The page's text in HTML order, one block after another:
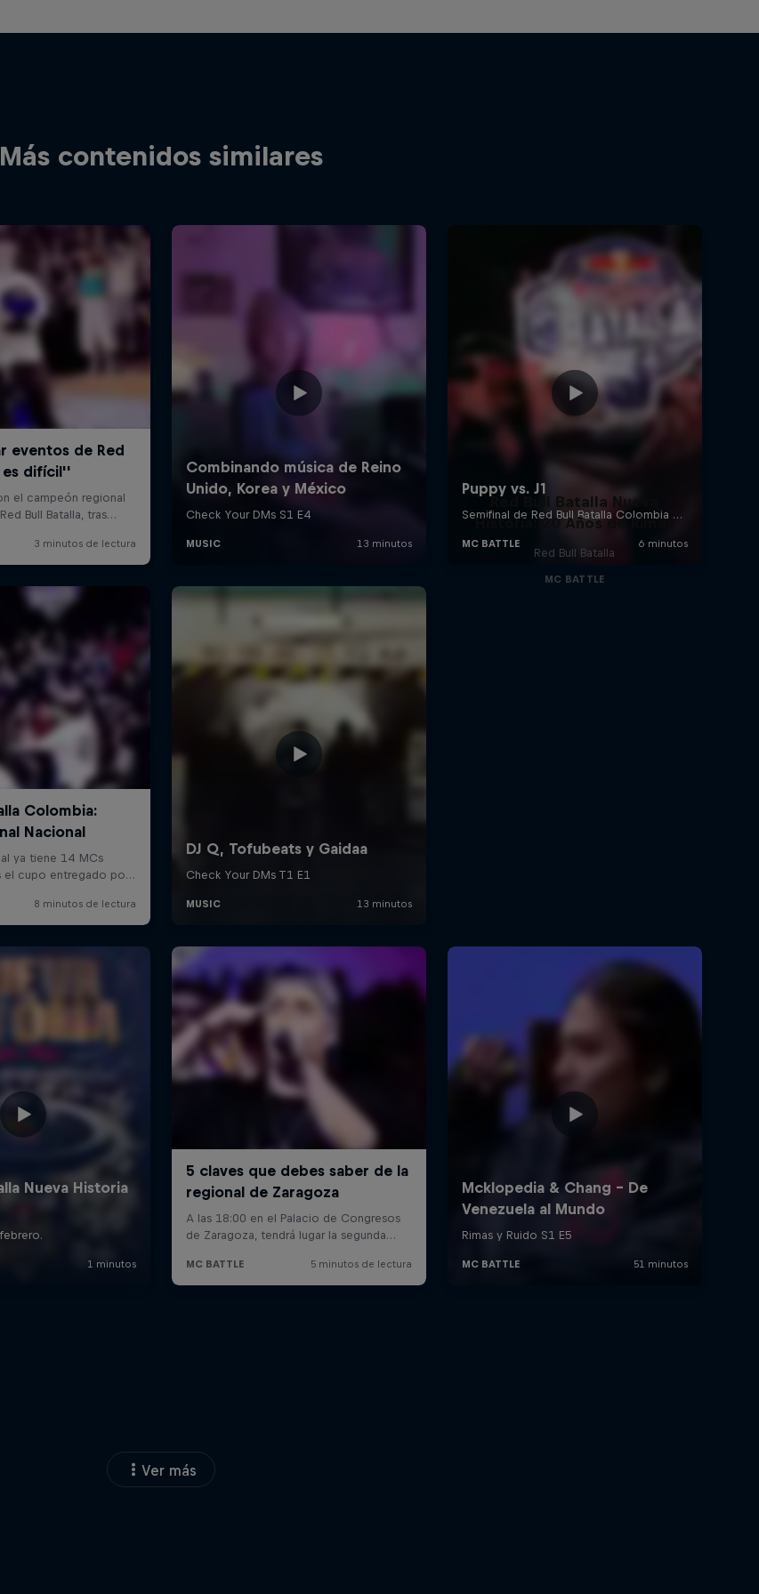
Más contenidos similares
Red Bull Batalla Nueva
Historia: 20 Años de Rimas
Red Bull Batalla
MC BATTLE
Ver más